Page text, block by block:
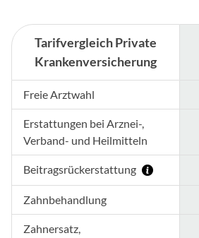
Tarifvergleich Private
Krankenversicherung
Freie Arztwahl
Erstattungen bei Arznei-,
Verband- und Heilmitteln
Beitragsrückerstattung
Zahnbehandlung
Zahnersatz,